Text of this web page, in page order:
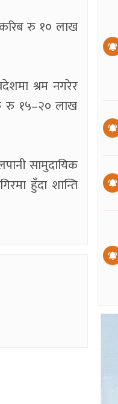
करिब रु १० लाख
श्रम नगरेर
रु १५–२० लाख
सामुदायिक
हुँदा शान्ति